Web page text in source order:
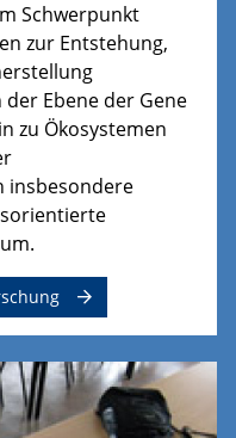
Schwerpunkt
zur Entstehung,
Ebene der Gene
zu Ökosystemen
insbesondere